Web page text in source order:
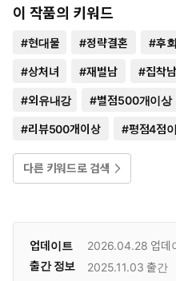
이 작품의 키워드
#현대물 #정략결혼 #후
#상처녀 #재벌남 #집착남
#외유내강 #별점500개이상
#리뷰500개이상 #평점4점
다른 키워드로 검색
업데이트 2026.04.28 업데
출간 정보
2025.11.03 출간